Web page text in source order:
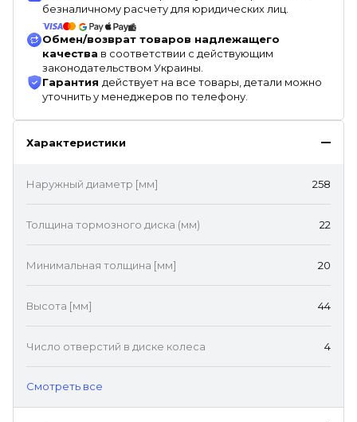
безналичному расчету для юридических лиц.
Обмен/возврат товаров надлежащего
качества в соответствии с действующим
законодательством Украины.
Гарантия действует на все товары, детали можно
уточнить у менеджеров по телефону.
Характеристики
Наружный диаметр [мм] 258
Толщина тормозного диска (мм) 22
Минимальная толщина [мм] 20
Высота [мм] 44
Число отверстий в диске колеса 4
Cмотреть все